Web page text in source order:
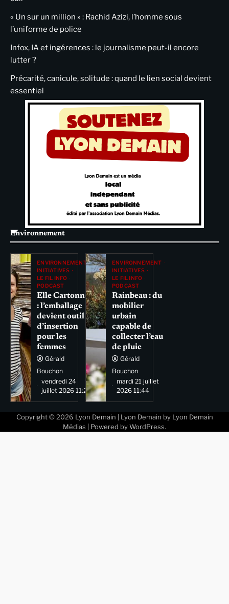
« Un sur un million » : Rachid Azizi, l’homme sous
l’uniforme de police
Infox, IA et ingérences : le journalisme peut-il encore
lutter ?
Précarité, canicule, solitude : quand le lien social devient
essentiel
Environnement
ENVIRONNEMENT
INITIATIVES
LE FIL INFO
PODCAST
Elle Cartonne
: l’emballage
devient outil
d’insertion
pour les
femmes
Gérald
Bouchon
vendredi 24
juillet 2026 11:29
ENVIRONNEMENT
INITIATIVES
LE FIL INFO
PODCAST
Rainbeau : du
mobilier
urbain
capable de
collecter l’eau
de pluie
Gérald
Bouchon
mardi 21 juillet
2026 11:44
Copyright © 2026 Lyon Demain | Lyon Demain by Lyon Demain
Médias | Powered by WordPress.